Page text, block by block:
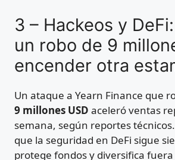
3 – Hackeos y
un robo de 9
encender otra
Un ataque a Yearn Finance que
9 millones USD aceleró ventas
semana, según reportes
que la seguridad en DeFi sigue
protege fondos y diversifica